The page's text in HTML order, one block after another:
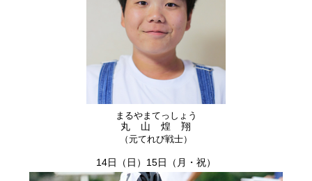
丸山煌翔
まるやまてっしょう
（元てれび戦士）
14日（日）15日（月・祝）